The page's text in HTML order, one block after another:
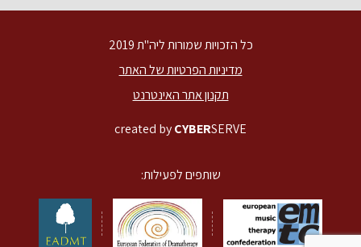
כל הזכויות שמורות ליה"ת 2019
מדיניות הפרטיות של האתר
תקנון אתר האינטרנט
created byCYBERSERVE
שותפים לפעילות: